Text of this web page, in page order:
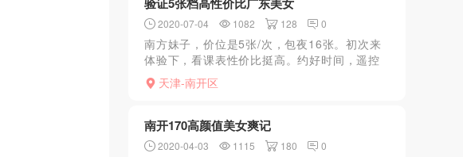
2020-07-04 1082 128 0
南方妹子，价位是5张/次，包夜16张。初次来
体验下，看课表性价比挺高。约好时间，遥控
上楼，南方美女，身材、腿、脚、胸型都完美!
关键皮肤光滑白皙~开始享受服务，要求陪浴~
天津-南开区
南开170高颜值美女爽记
2020-04-03 1115 180 0